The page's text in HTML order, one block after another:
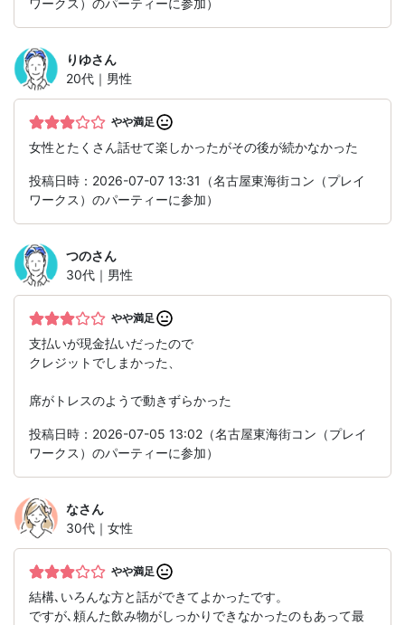
ワークス）のパーティーに参加）
りゆさん
20代｜男性
やや満足
女性とたくさん話せて楽しかったがその後が続かなかった
投稿日時：2026-07-07 13:31（名古屋東海街コン（プレイ
ワークス）のパーティーに参加）
つのさん
30代｜男性
やや満足
支払いが現金払いだったので
クレジットでしまかった、
席がトレスのようで動きずらかった
投稿日時：2026-07-05 13:02（名古屋東海街コン（プレイ
ワークス）のパーティーに参加）
なさん
30代｜女性
やや満足
結構､いろんな方と話ができてよかったです。
ですが､頼んた飲み物がしっかりできなかったのもあって最